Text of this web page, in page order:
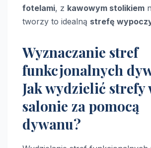
fotelami, z kawowym stolikiem
tworzy to idealną strefę
Wyznaczanie stref
funkcjonalnych
Jak wydzielić strefy
salonie za pomocą
dywanu?